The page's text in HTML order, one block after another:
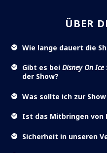
ÜBER
Wie lange dauert die
Gibt es bei Disney On Ice
der Show?
Was sollte ich zur
Ist das Mitbringen von
Sicherheit in unseren